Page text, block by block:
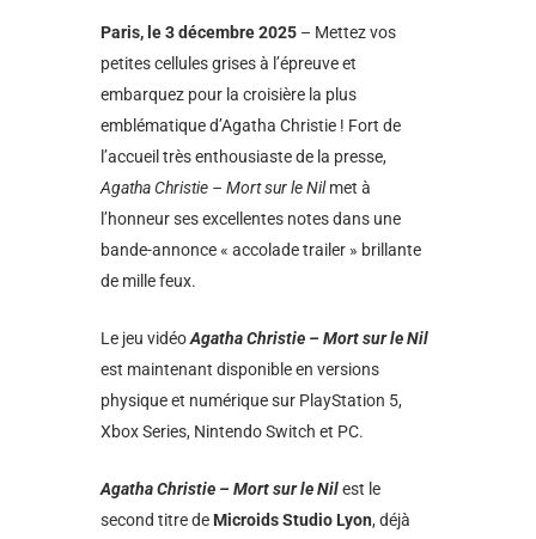
Paris, le 3 décembre 2025 – Mettez vos
petites cellules grises à l’épreuve et
embarquez pour la croisière la plus
emblématique d’Agatha Christie ! Fort de
l’accueil très enthousiaste de la presse,
Agatha Christie – Mort sur le Nilmet à
l’honneur ses excellentes notes dans une
bande-annonce « accolade trailer » brillante
de mille feux.
Le jeu vidéoAgatha Christie – Mort sur le Nil
est maintenant disponible en versions
physique et numérique sur PlayStation 5,
Xbox Series, Nintendo Switch et PC.
Agatha Christie – Mort sur le Nilest le
second titre de Microids Studio Lyon, déjà